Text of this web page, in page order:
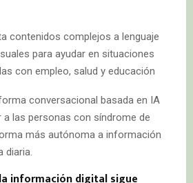
contenidos complejos a lenguaje
para ayudar en situaciones
con empleo, salud y educación
conversacional basada en IA
a las personas con síndrome de
más autónoma a información
diaria.